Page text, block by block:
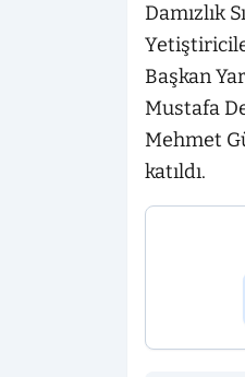
Damızlık
Başkan
Mustafa
Mehmet
katıldı.